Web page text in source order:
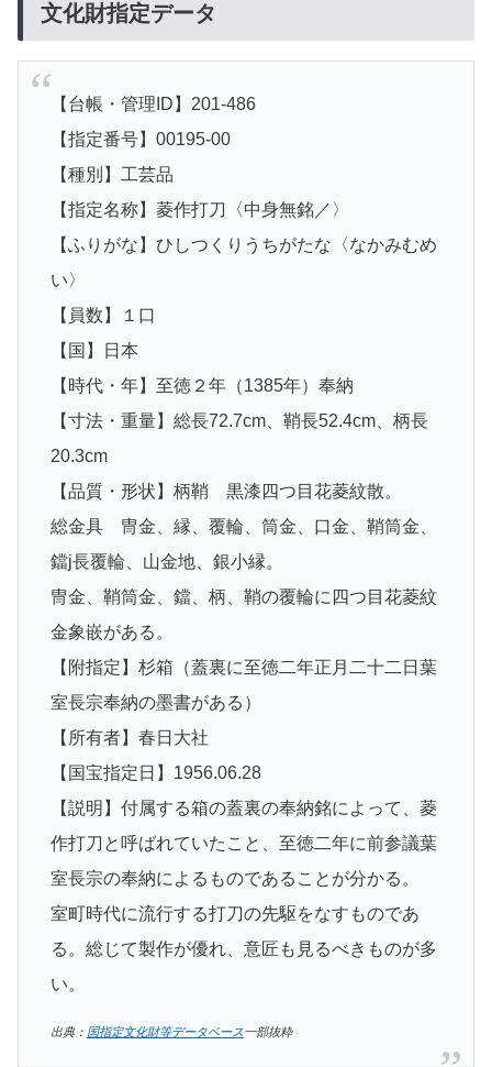
文化財指定データ
【台帳・管理ID】201-486
【指定番号】00195-00
【種別】工芸品
【指定名称】菱作打刀〈中身無銘／〉
【ふりがな】ひしつくりうちがたな〈なかみむめ
い〉
【員数】１口
【国】日本
【時代・年】至徳２年（1385年）奉納
【寸法・重量】総長72.7cm、鞘長52.4cm、柄長
20.3cm
【品質・形状】柄鞘 黒漆四つ目花菱紋散。
総金具 冑金、縁、覆輪、筒金、口金、鞘筒金、
鐺j長覆輪、山金地、銀小縁。
冑金、鞘筒金、鐺、柄、鞘の覆輪に四つ目花菱紋
金象嵌がある。
【附指定】杉箱（蓋裏に至徳二年正月二十二日葉
室長宗奉納の墨書がある）
【所有者】春日大社
【国宝指定日】1956.06.28
【説明】付属する箱の蓋裏の奉納銘によって、菱
作打刀と呼ばれていたこと、至徳二年に前参議葉
室長宗の奉納によるものであることが分かる。
室町時代に流行する打刀の先駆をなすものであ
る。総じて製作が優れ、意匠も見るべきものが多
い。
出典： 国指定文化財等データベース一部抜粋